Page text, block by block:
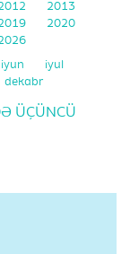
2013
2020
iyun
iyul
dekabr
ÜÇÜNCÜ